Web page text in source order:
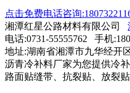
点击免费电话咨询
湘潭红星公路材料有限公司
电话:0731-55555762 手机
地址:湖南省湘潭市九华经开
沥青冷补料厂家为您提供冷
路面贴缝带、抗裂贴、放裂